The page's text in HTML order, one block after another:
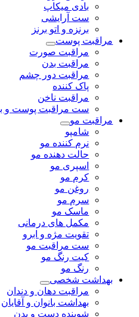
بادی میکاپ
ست آرایشی
برنزه و اتو برنز
مراقبت پوست
مراقبت صورت
مراقبت بدن
مراقبت دور چشم
پاک کننده
مراقبت ناخن
ست مراقبت پوست و بدن
مراقبت مو
شامپو
نرم کننده مو
حالت دهنده مو
اسپری مو
کرم مو
روغن مو
سرم مو
ماسک مو
مکمل های درمانی
تقویت مژه و ابرو
ست مراقبت مو
کیت رنگ مو
رنگ مو
بهداشت شخصی
مراقبت دهان و دندان
بهداشت بانوان و آقایان
شوینده دست و بدن